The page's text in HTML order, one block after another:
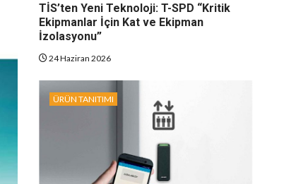
TİS’ten Yeni Teknoloji: T-SPD “Kritik
Ekipmanlar İçin Kat ve Ekipman
İzolasyonu”
24 Haziran 2026
ÜRÜN TANITIMI